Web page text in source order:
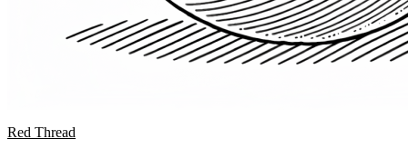
Red Thread